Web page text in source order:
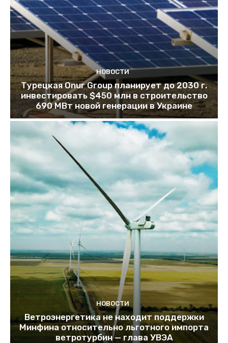
НОВОСТИ
Турецкая Onur Group планирует до 2030 г.
инвестировать $450 млн в строительство
690 МВт новой генерации в Украине
НОВОСТИ
Ветроэнергетика не находит поддержки
Минфина относительно льготного импорта
ветротурбин — глава УВЭА